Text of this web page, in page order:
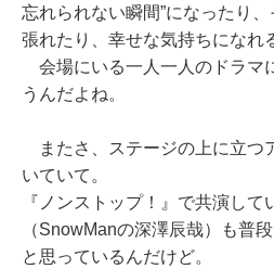
忘れられない瞬間”になったり
張れたり、幸せな気持ちになれ
会場にいる一人一人のドラマ
うんだよね。
またさ、ステージの上に立つ
いていて。
『ノンストップ！』で共演して
（SnowManの深澤辰哉）も普
と思っているんだけど。